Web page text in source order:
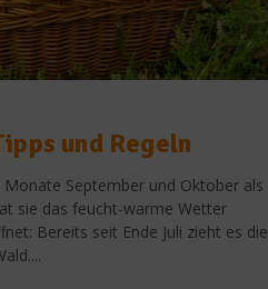
und Regeln
September und Oktober als
sie das feucht-warme Wetter
Bereits seit Ende Juli zieht es die